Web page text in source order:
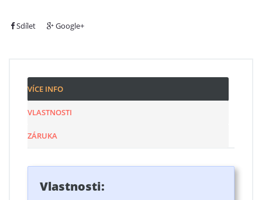
Sdílet Google+
VÍCE INFO
VLASTNOSTI
ZÁRUKA
Vlastnosti: